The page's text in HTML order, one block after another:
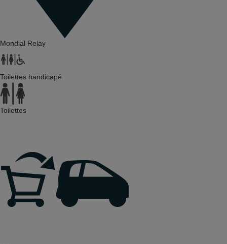
Mondial Relay
Toilettes handicapé
Toilettes